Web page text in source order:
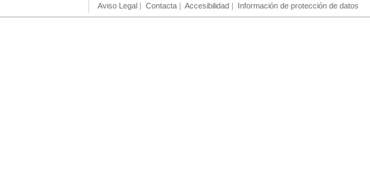
Aviso Legal | Contacta | Accesibilidad | Información de protección de datos